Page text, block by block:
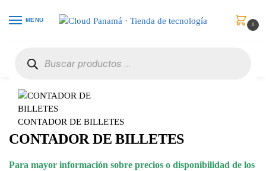
MENU
0
CONTADOR DE BILLETES
CONTADOR DE BILLETES
Para mayor información sobre precios o disponibilidad de los